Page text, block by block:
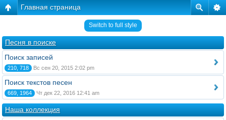
Главная страница
Switch to full style
Песня в поиске
Поиск записей
210, 718 Вс сен 20, 2015 2:02 pm
Поиск текстов песен
669, 1964 Чт дек 22, 2016 12:41 am
Наша коллекция